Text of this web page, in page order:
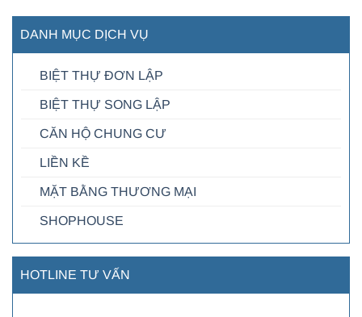
DANH MỤC DỊCH VỤ
BIỆT THỰ ĐƠN LẬP
BIỆT THỰ SONG LẬP
CĂN HỘ CHUNG CƯ
LIỀN KỀ
MẶT BẰNG THƯƠNG MẠI
SHOPHOUSE
HOTLINE TƯ VẤN